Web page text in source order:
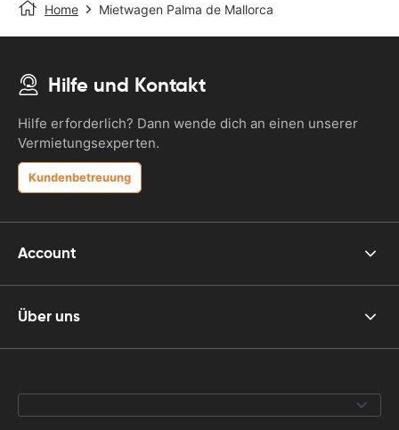
Home Mietwagen Palma de Mallorca
Hilfe und Kontakt
Hilfe erforderlich? Dann wende dich an einen unserer
Vermietungsexperten.
Kundenbetreuung
Account
Über uns